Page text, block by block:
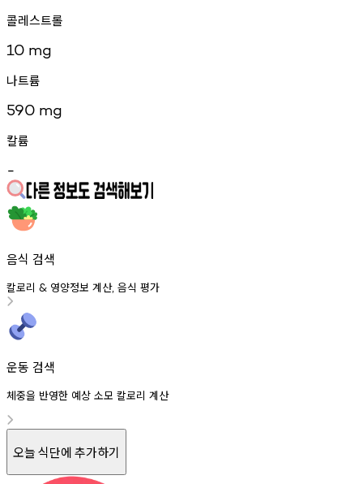
콜레스트롤
10 mg
나트륨
590 mg
칼륨
-
음식 검색
칼로리 & 영양정보 계산, 음식 평가
운동 검색
체중을 반영한 예상 소모 칼로리 계산
오늘 식단에 추가하기